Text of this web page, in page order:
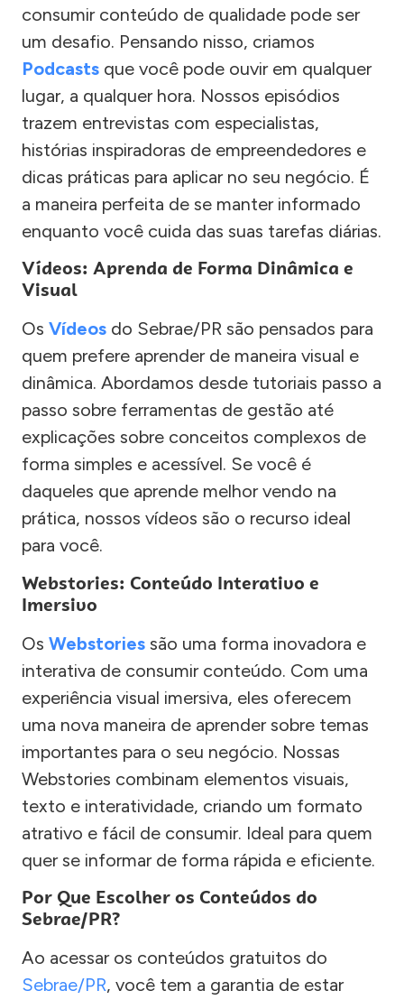
consumir conteúdo de qualidade pode ser
um desafio. Pensando nisso, criamos
Podcasts que você pode ouvir em qualquer
lugar, a qualquer hora. Nossos episódios
trazem entrevistas com especialistas,
histórias inspiradoras de empreendedores e
dicas práticas para aplicar no seu negócio. É
a maneira perfeita de se manter informado
enquanto você cuida das suas tarefas diárias.
Vídeos: Aprenda de Forma Dinâmica e
Visual
Os Vídeos do Sebrae/PR são pensados para
quem prefere aprender de maneira visual e
dinâmica. Abordamos desde tutoriais passo a
passo sobre ferramentas de gestão até
explicações sobre conceitos complexos de
forma simples e acessível. Se você é
daqueles que aprende melhor vendo na
prática, nossos vídeos são o recurso ideal
para você.
Webstories: Conteúdo Interativo e
Imersivo
Os Webstories são uma forma inovadora e
interativa de consumir conteúdo. Com uma
experiência visual imersiva, eles oferecem
uma nova maneira de aprender sobre temas
importantes para o seu negócio. Nossas
Webstories combinam elementos visuais,
texto e interatividade, criando um formato
atrativo e fácil de consumir. Ideal para quem
quer se informar de forma rápida e eficiente.
Por Que Escolher os Conteúdos do
Sebrae/PR?
Ao acessar os conteúdos gratuitos do
Sebrae/PR, você tem a garantia de estar